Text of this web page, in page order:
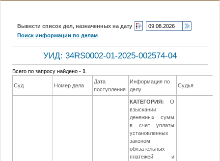
Вывести список дел, назначенных на дату
Поиск информации по делам
УИД: 34RS0002-01-2025-002574-04
Всего по запросу найдено -1
Суд Номер дела
Дата
поступления
Информация по
делу
Судья
КАТЕГОРИЯ:
О
взыскании
денежных сумм
в счет уплаты
установленных
законом
обязательных
платежей и